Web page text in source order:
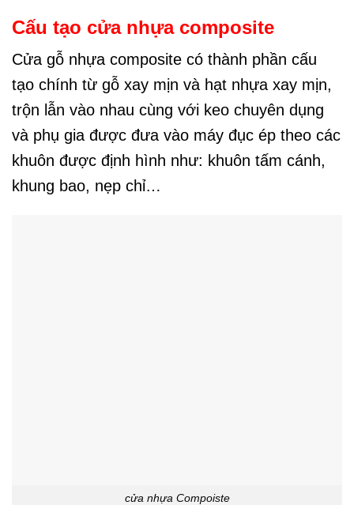
Cấu tạo cửa nhựa composite
Cửa gỗ nhựa composite có thành phần cấu
tạo chính từ gỗ xay mịn và hạt nhựa xay mịn,
trộn lẫn vào nhau cùng với keo chuyên dụng
và phụ gia được đưa vào máy đục ép theo các
khuôn được định hình như: khuôn tấm cánh,
khung bao, nẹp chỉ…
cửa nhựa Compoiste